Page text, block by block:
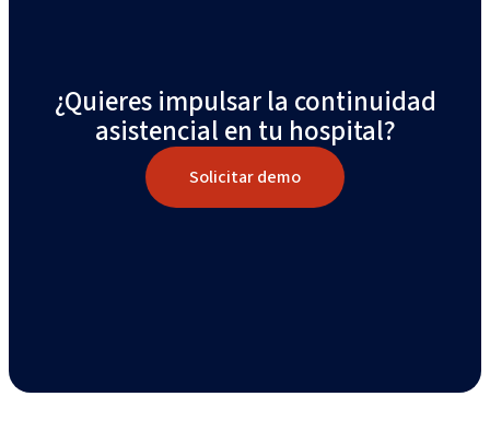
¿Quieres impulsar la continuidad
asistencial en tu hospital?
Solicitar demo